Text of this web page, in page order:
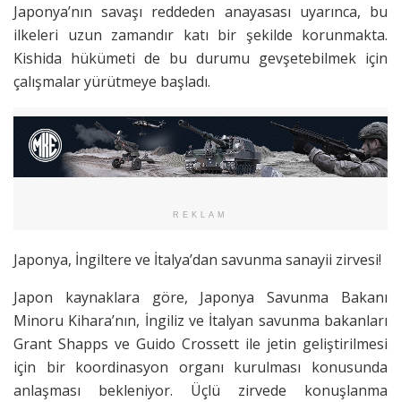
Japonya’nın savaşı reddeden anayasası uyarınca, bu
ilkeleri uzun zamandır katı bir şekilde korunmakta.
Kishida hükümeti de bu durumu gevşetebilmek için
çalışmalar yürütmeye başladı.
REKLAM
Japonya, İngiltere ve İtalya’dan savunma sanayii zirvesi!
Japon kaynaklara göre, Japonya Savunma Bakanı
Minoru Kihara’nın, İngiliz ve İtalyan savunma bakanları
Grant Shapps ve Guido Crossett ile jetin geliştirilmesi
için bir koordinasyon organı kurulması konusunda
anlaşması bekleniyor. Üçlü zirvede konuşlanma